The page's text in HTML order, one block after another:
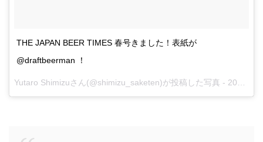
THE JAPAN BEER TIMES 春号きました！表紙が
@draftbeerman ！
Yutaro Shimizuさん(@shimizu_saketen)が投稿した写真 - 2016 3月 25 1:39午前 PDT